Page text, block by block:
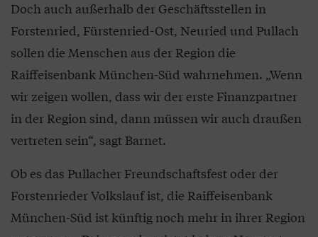
Doch auch außerhalb der Geschäftsstellen in
Forstenried, Fürstenried-Ost, Neuried und Pullach
sollen die Menschen aus der Region die
Raiffeisenbank München-Süd wahrnehmen. „Wenn
wir zeigen wollen, dass wir der erste Finanzpartner
in der Region sind, dann müssen wir auch draußen
vertreten sein“, sagt Barnet.
Ob es das Pullacher Freundschaftsfest oder der
Forstenrieder Volkslauf ist, die Raiffeisenbank
München-Süd ist künftig noch mehr in ihrer Region